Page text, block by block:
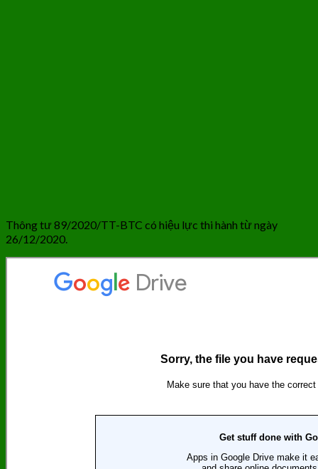
Thông tư 89/2020/TT-BTC có hiệu lực thi hành từ ngày
26/12/2020.